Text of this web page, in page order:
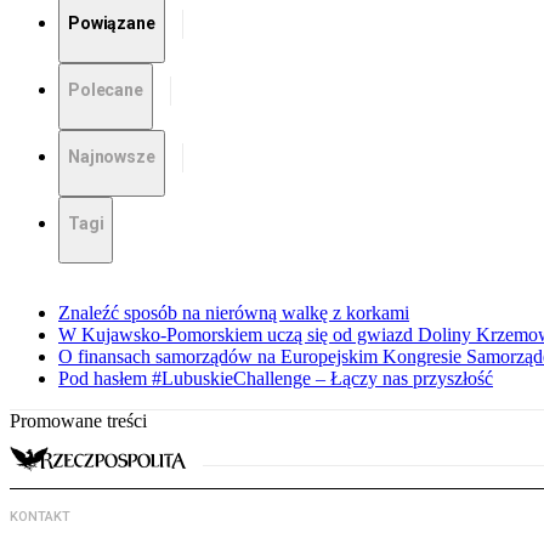
Powiązane
Polecane
Najnowsze
Tagi
Znaleźć sposób na nierówną walkę z korkami
W Kujawsko-Pomorskiem uczą się od gwiazd Doliny
O finansach samorządów na Europejskim Kongresie
Pod hasłem #LubuskieChallenge – Łączy nas przyszłość
Promowane treści
KONTAKT